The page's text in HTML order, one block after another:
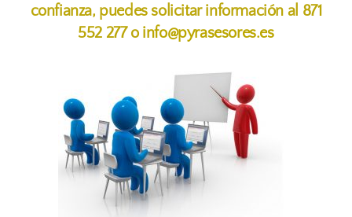
confianza, puedes solicitar información al 871
552 277o info@pyrasesores.es